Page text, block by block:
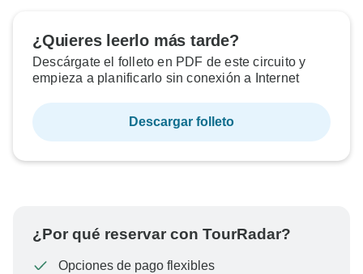
¿Quieres leerlo más tarde?
Descárgate el folleto en PDF de este circuito y
empieza a planificarlo sin conexión a Internet
Descargar folleto
¿Por qué reservar con TourRadar?
Opciones de pago flexibles